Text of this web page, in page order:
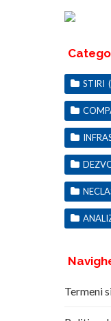
STIRI
Termeni